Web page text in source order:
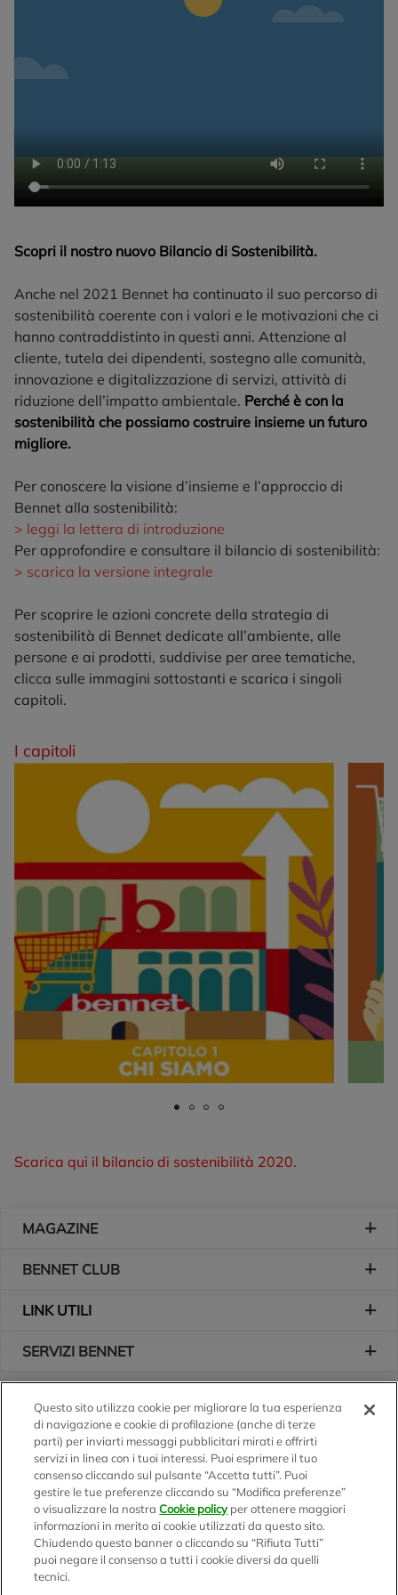
Scopri il nostro nuovo Bilancio di Sostenibilità.
Anche nel 2021 Bennet ha continuato il suo percorso di
sostenibilità coerente con i valori e le motivazioni che ci
hanno contraddistinto in questi anni. Attenzione al
cliente, tutela dei dipendenti, sostegno alle comunità,
innovazione e digitalizzazione di servizi, attività di
riduzione dell’impatto ambientale. Perché è con la
sostenibilità che possiamo costruire insieme un futuro
migliore.
Per conoscere la visione d’insieme e l’approccio di
Bennet alla sostenibilità:
> leggi la lettera di introduzione
Per approfondire e consultare il bilancio di sostenibilità:
> scarica la versione integrale
Per scoprire le azioni concrete della strategia di
sostenibilità di Bennet dedicate all’ambiente, alle
persone e ai prodotti, suddivise per aree tematiche,
clicca sulle immagini sottostanti e scarica i singoli
capitoli.
Promozioni in evidenza
I capitoli
Scarica qui il bilancio di sostenibilità 2020.
MAGAZINE
BENNET CLUB
LINK UTILI
SERVIZI BENNET
Logo Bennet
Seguici sui nostri canali
Scarica l'app
Questo sito utilizza cookie per migliorare la tua esperienza
di navigazione e cookie di profilazione (anche di terze
parti) per inviarti messaggi pubblicitari mirati e offrirti
servizi in linea con i tuoi interessi. Puoi esprimere il tuo
consenso cliccando sul pulsante “Accetta tutti”. Puoi
gestire le tue preferenze cliccando su “Modifica preferenze”
o visualizzare la nostraCookie policyper ottenere maggiori
informazioni in merito ai cookie utilizzati da questo sito.
Chiudendo questo banner o cliccando su “Rifiuta Tutti”
puoi negare il consenso a tutti i cookie diversi da quelli
tecnici.